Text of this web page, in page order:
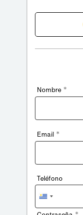
Nombre *
Email *
Teléfono
Uruguay
+598